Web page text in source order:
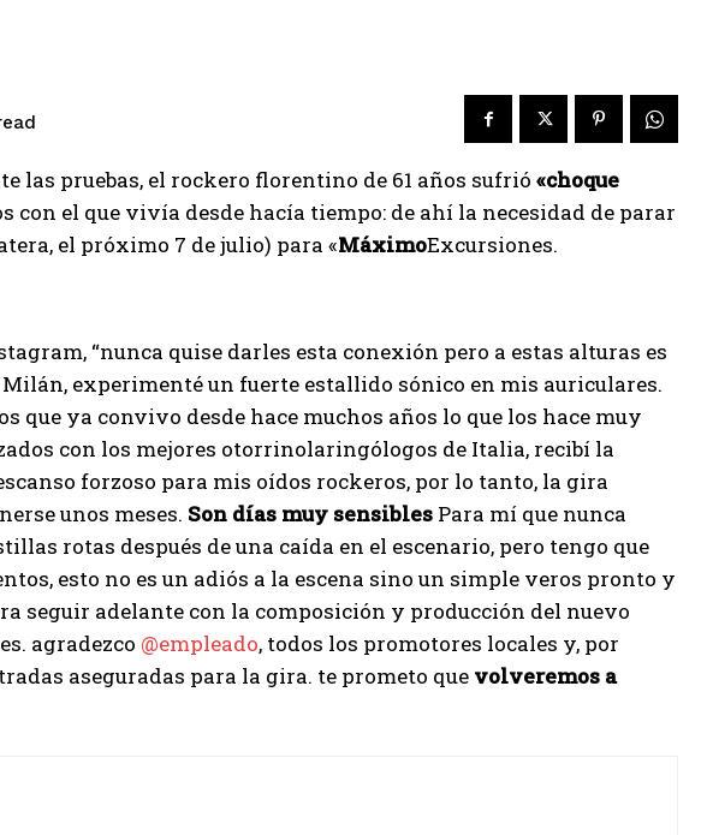
las pruebas, el rockero florentino de 61 años sufrió «choque
con el que vivía desde hacía tiempo: de ahí la necesidad de parar
el próximo 7 de julio) para «MáximoExcursiones.
“nunca quise darles esta conexión pero a estas alturas es
experimenté un fuerte estallido sónico en mis auriculares.
que ya convivo desde hace muchos años lo que los hace muy
con los mejores otorrinolaringólogos de Italia, recibí la
forzoso para mis oídos rockeros, por lo tanto, la gira
unos meses. Son días muy sensibles Para mí que nunca
rotas después de una caída en el escenario, pero tengo que
esto no es un adiós a la escena sino un simple veros pronto y
seguir adelante con la composición y producción del nuevo
agradezco @empleado, todos los promotores locales y, por
aseguradas para la gira. te prometo que volveremos a